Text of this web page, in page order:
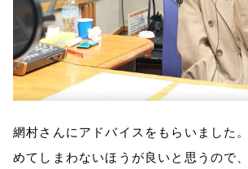
網村さんにアドバイスをもらいました
めてしまわないほうが良いと思うので